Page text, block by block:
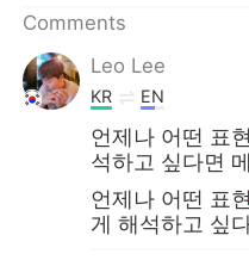
日本語
Türkçe
Comments
Leo Lee
KR EN
언제나 어떤 표
석하고 싶다면
언제나 어떤 표현
게 해석하고 싶